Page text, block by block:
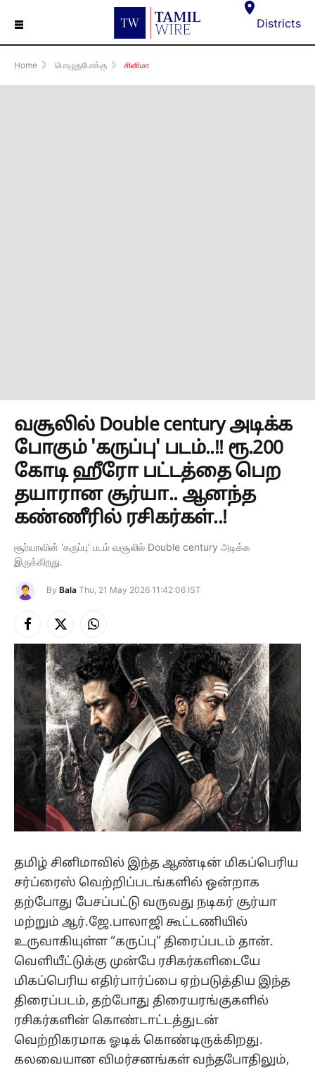
☰ Districts
Home 》 பொழுதுபோக்கு 》 சினிமா
வசூலில் Double century அடிக்க
போகும் 'கருப்பு' படம்..!! ரூ.200
கோடி ஹீரோ பட்டத்தை பெற
தயாரான சூர்யா.. ஆனந்த
கண்ணீரில் ரசிகர்கள்..!
சூர்யாவின் 'கருப்பு' படம் வசூலில் Double century அடிக்க
இருக்கிறது.
By Bala Thu, 21 May 2026 11:42:06 IST
Facebook
X
(Twitter)
Instagram
தமிழ் சினிமாவில் இந்த ஆண்டின் மிகப்பெரிய
சர்ப்ரைஸ் வெற்றிப்படங்களில் ஒன்றாக
தற்போது பேசப்பட்டு வருவது நடிகர் சூர்யா
மற்றும் ஆர்.ஜே.பாலாஜி கூட்டணியில்
உருவாகியுள்ள “கருப்பு” திரைப்படம் தான்.
வெளியீட்டுக்கு முன்பே ரசிகர்களிடையே
மிகப்பெரிய எதிர்பார்ப்பை ஏற்படுத்திய இந்த
திரைப்படம், தற்போது திரையரங்குகளில்
ரசிகர்களின் கொண்டாட்டத்துடன்
வெற்றிகரமாக ஓடிக் கொண்டிருக்கிறது.
கலவையான விமர்சனங்கள் வந்தபோதிலும்,